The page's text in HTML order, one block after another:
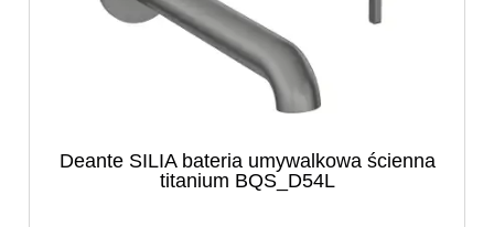
Deante SILIA bateria umywalkowa ścienna
titanium BQS_D54L